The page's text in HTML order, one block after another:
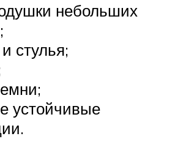
небольших
стулья;
устойчивые